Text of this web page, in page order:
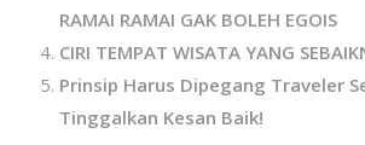
RAMAI RAMAI GAK BOLEH EGOIS
CIRI TEMPAT WISATA YANG
Prinsip Harus Dipegang Traveler
Tinggalkan Kesan Baik!